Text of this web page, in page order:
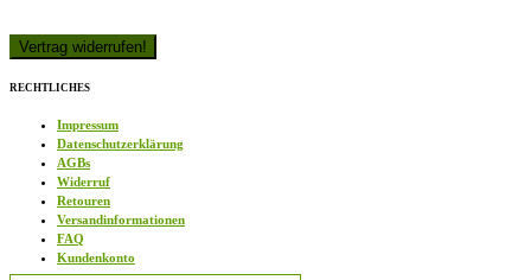
RECHTLICHES
Impressum
Datenschutzerklärung
AGBs
Widerruf
Retouren
Versandinformationen
FAQ
Kundenkonto